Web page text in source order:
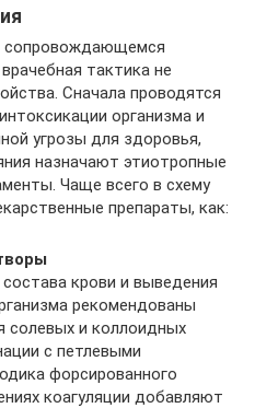
сопровождающемся
тактика не
Сначала проводятся
организма и
угрозы для здоровья,
назначают этиотропные
Чаще всего в схему
препараты, как:
крови и выведения
рекомендованы
солевых и коллоидных
с петлевыми
форсированного
коагуляции добавляют